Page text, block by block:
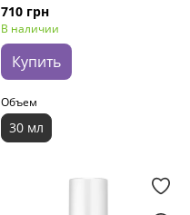
Dual Barrier Boosting Serum, 30
мл
710 грн
В наличии
Купить
Объем
30 мл